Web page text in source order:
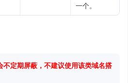
一个。
不定期屏蔽，不建议使用该类域名搭